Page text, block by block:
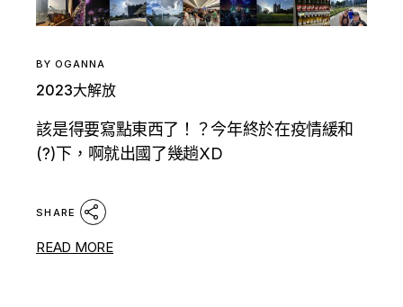
BY OGANNA
2023大解放
該是得要寫點東西了！？今年終於在疫情緩和
(?)下，啊就出國了幾趟XD
SHARE
READ MORE